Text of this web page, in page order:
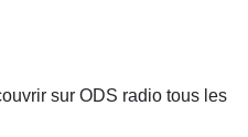
sur ODS radio tous les